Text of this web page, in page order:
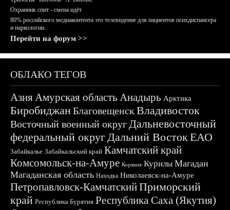
Охранник спит - смена идёт
80% российского медиаконтента это телевидение для пациентов психдиспансера
и наркологии.
Перейти на форум >>
ОБЛАКО ТЕГОВ
АзияАмурская область Анадырь Арктика
БиробиджанБлаговещенскВладивосток
Восточный военный округДальневосточный
федеральный округДальний ВостокЕАО
Забайкалье Забайкальский край Камчатский край
Комсомольск-на-Амуре Корякия Курилы Магадан
Магаданская область Находка Николаевск-на-Амуре
Петропавловск-КамчатскийПриморский
край Республика Бурятия Республика Саха (Якутия)